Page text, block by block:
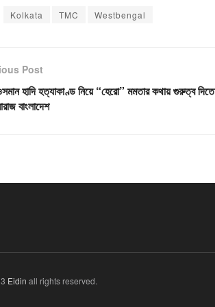
Kolkata TMC Westbengal
Post
হাদি হত্যাকাণ্ড নিয়ে “হেরো” মমতার কথায় গুরুত্ব দিতে
বাংলাদেশ
Eidin all rights reserved.